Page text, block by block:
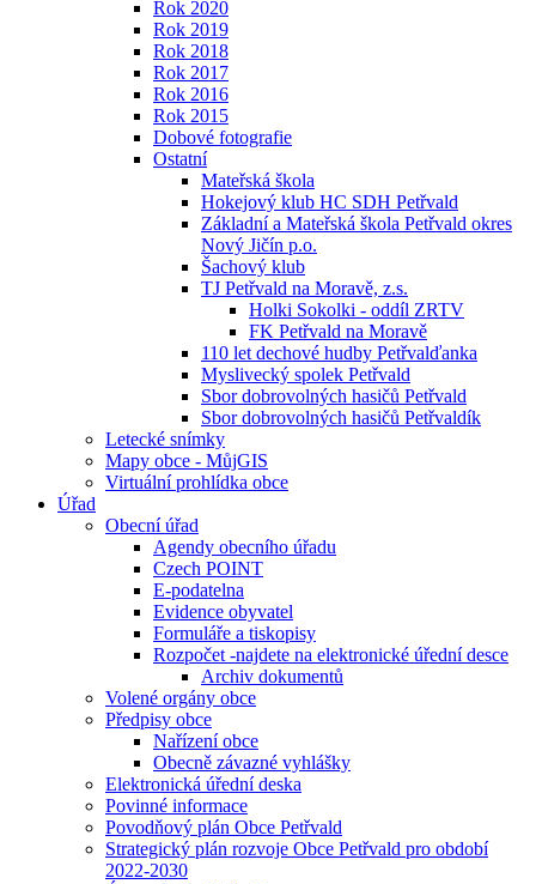
Rok 2020
Rok 2019
Rok 2018
Rok 2017
Rok 2016
Rok 2015
Dobové fotografie
Ostatní
Mateřská škola
Hokejový klub HC SDH Petřvald
Základní a Mateřská škola Petřvald okres
Nový Jičín p.o.
Šachový klub
TJ Petřvald na Moravě, z.s.
Holki Sokolki - oddíl ZRTV
FK Petřvald na Moravě
110 let dechové hudby Petřvalďanka
Myslivecký spolek Petřvald
Sbor dobrovolných hasičů Petřvald
Sbor dobrovolných hasičů Petřvaldík
Letecké snímky
Mapy obce - MůjGIS
Virtuální prohlídka obce
Úřad
Obecní úřad
Agendy obecního úřadu
Czech POINT
E-podatelna
Evidence obyvatel
Formuláře a tiskopisy
Rozpočet -najdete na elektronické úřední desce
Archiv dokumentů
Volené orgány obce
Předpisy obce
Nařízení obce
Obecně závazné vyhlášky
Elektronická úřední deska
Povinné informace
Povodňový plán Obce Petřvald
Strategický plán rozvoje Obce Petřvald pro období
2022-2030